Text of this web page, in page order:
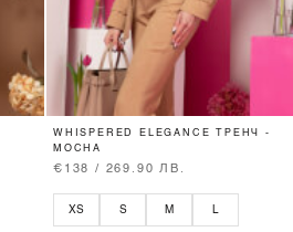
WHISPERED ELEGANCE ТРЕНЧ -
MOCHA
€138 / 269.90 ЛВ.
XS S M